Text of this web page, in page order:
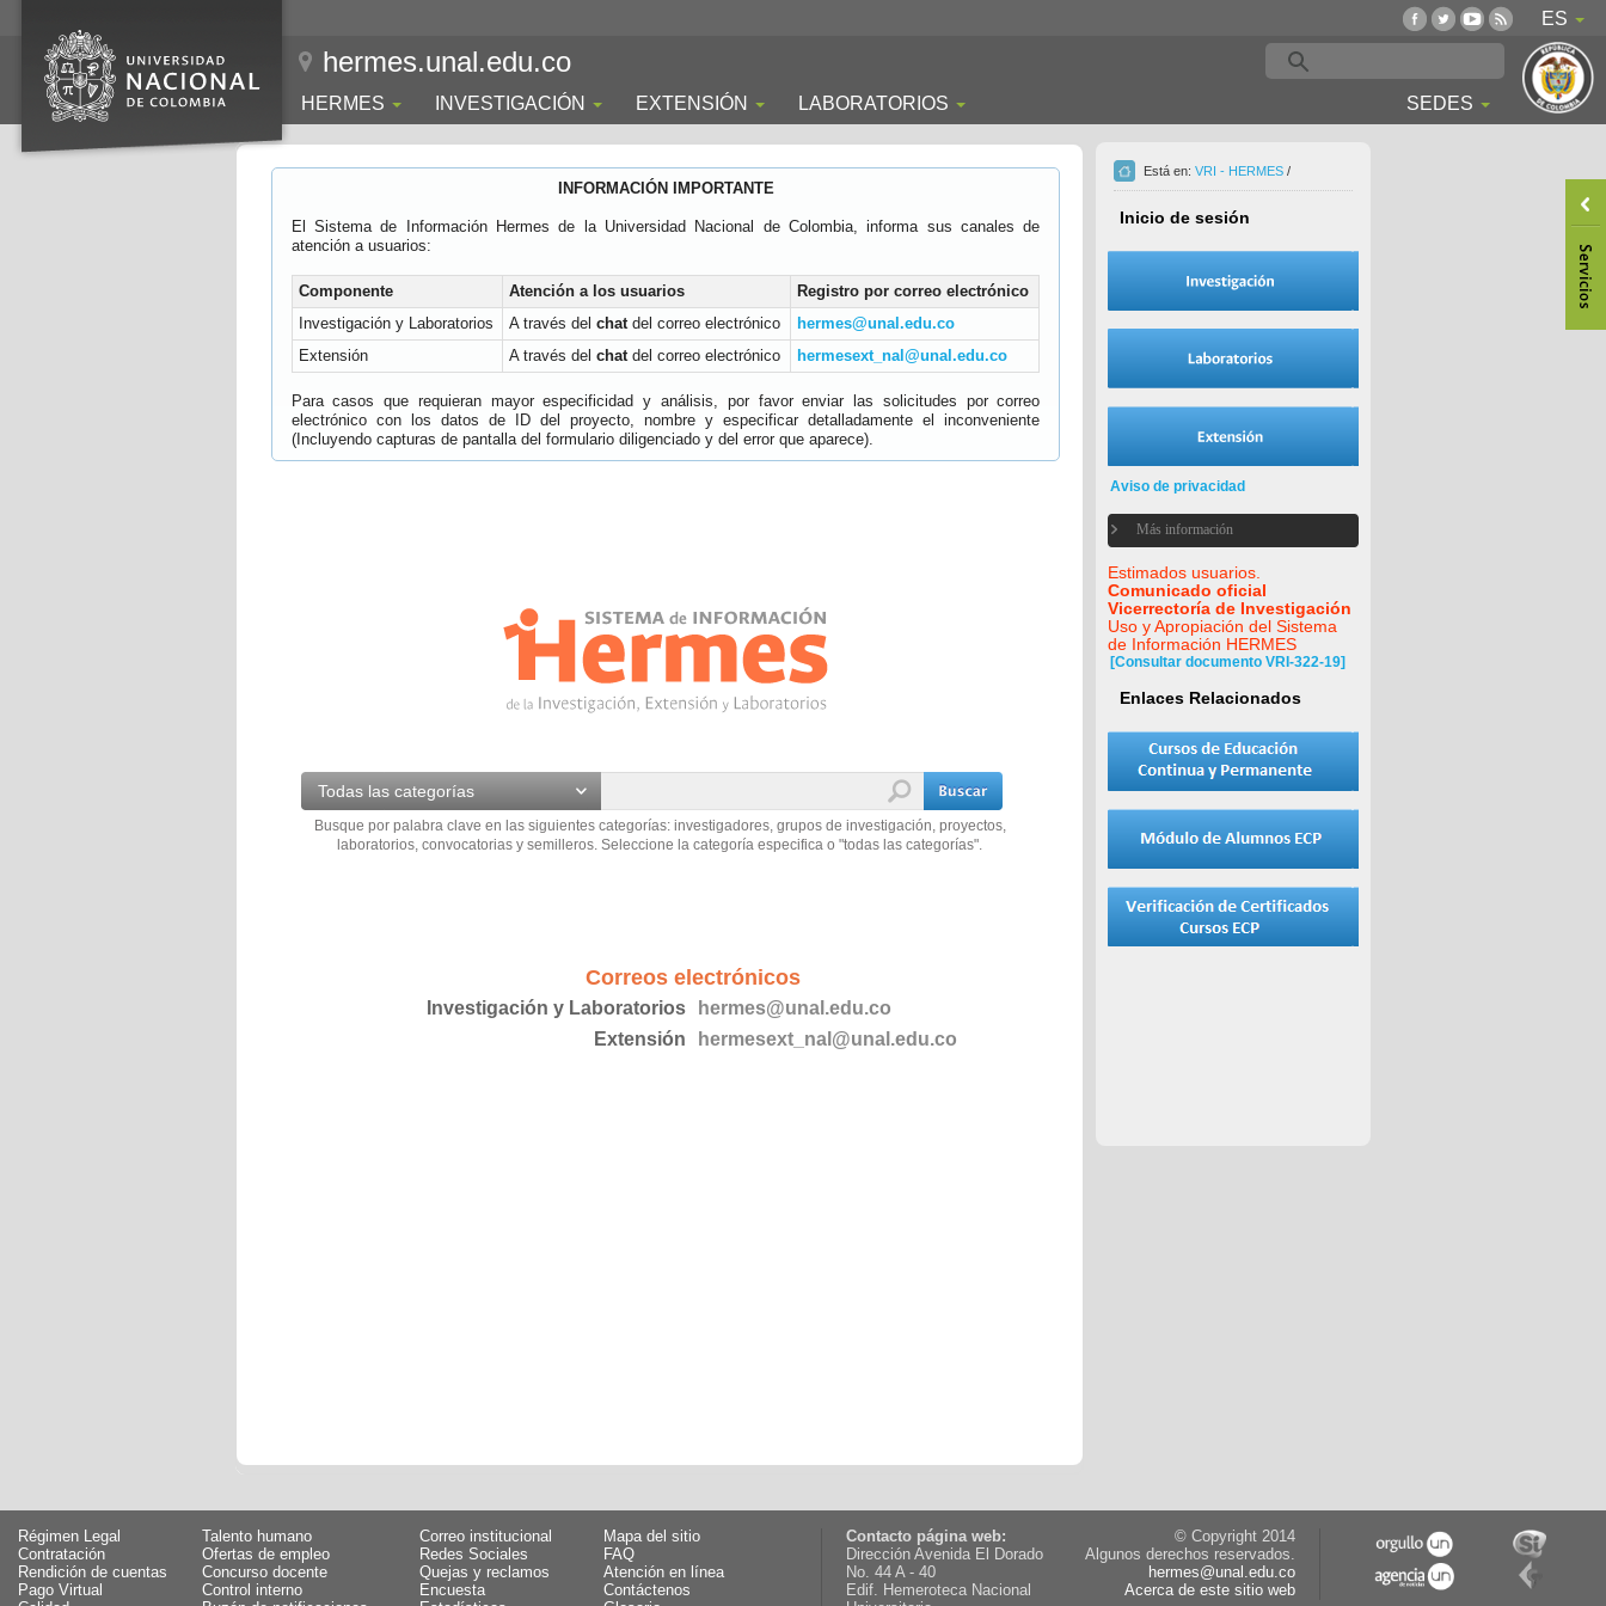
ES
hermes.unal.edu.co
HERMES INVESTIGACIÓN EXTENSIÓN LABORATORIOS SEDES
INFORMACIÓN IMPORTANTE
El Sistema de Información Hermes de la Universidad Nacional de Colombia, informa sus canales de
atención a usuarios:
Componente Atención a los usuarios
Registro por correo electrónico
Investigación y Laboratorios
A través del chatdel correo electrónico
hermes@unal.edu.co
Extensión
A través del chatdel correo electrónico hermesext_nal@unal.edu.co
Para casos que requieran mayor especificidad y análisis, por favor enviar las solicitudes por correo
electrónico con los datos de ID del proyecto, nombre y especificar detalladamente el inconveniente
(Incluyendo capturas de pantalla del formulario diligenciado y del error que aparece).
Todas las categorías
Busque por palabra clave en las siguientes categorías: investigadores, grupos de investigación, proyectos,
laboratorios, convocatorias y semilleros. Seleccione la categoría especifica o "todas las categorías".
Correos electrónicos
Investigación y Laboratorios
hermes@unal.edu.co
Extensión
hermesext_nal@unal.edu.co
Está en: VRI - HERMES /
Inicio de sesión
Aviso de privacidad
Más información
Estimados usuarios.
Comunicado oficial
Vicerrectoría de Investigación
Uso y Apropiación del Sistema
de Información HERMES
[Consultar documento VRI-322-19]
Enlaces Relacionados
Régimen Legal
Talento humano
Contratación
Ofertas de empleo
Rendición de cuentas
Concurso docente
Pago Virtual
Control interno
Correo institucional
Mapa del sitio
Redes Sociales
FAQ
Quejas y reclamos
Atención en línea
Encuesta
Contáctenos
Contacto página web:
Dirección Avenida El Dorado
No. 44 A - 40
Edif. Hemeroteca Nacional
© Copyright 2014
Algunos derechos reservados.
hermes@unal.edu.co
Acerca de este sitio web